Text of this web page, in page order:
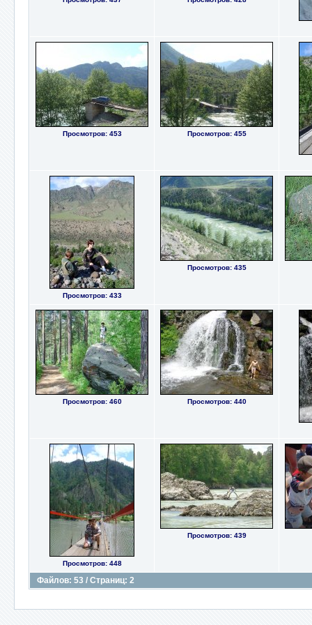
Просмотров: 453 Просмотров: 455
Просмотров: 433
Просмотров: 435
Просмотров: 460 Просмотров: 440
Просмотров: 448
Просмотров: 439
Файлов: 53 / Страниц: 2